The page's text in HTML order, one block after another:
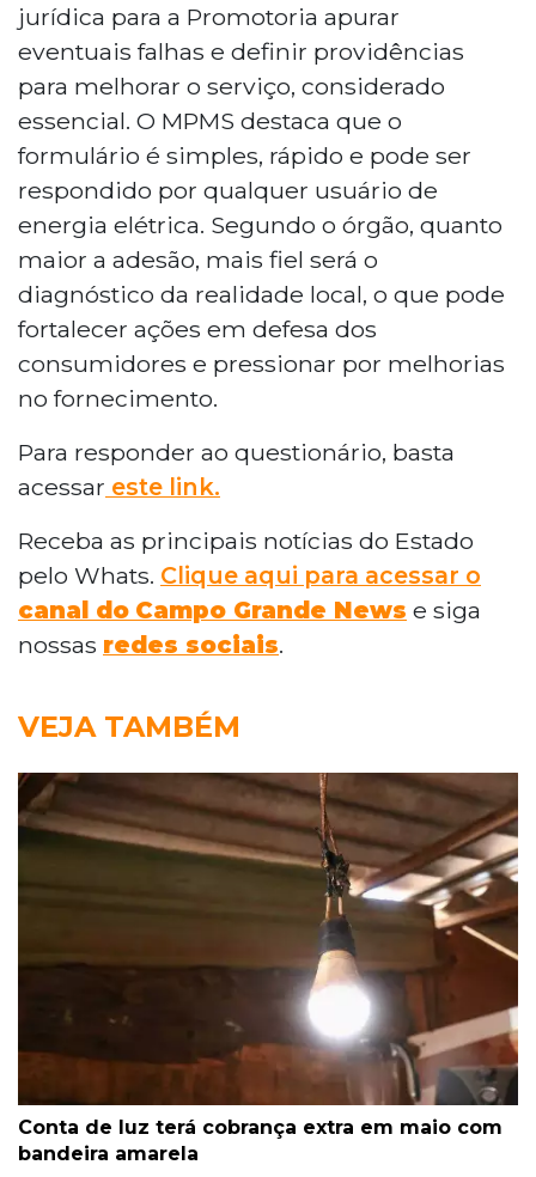
jurídica para a Promotoria apurar
eventuais falhas e definir providências
para melhorar o serviço, considerado
essencial. O MPMS destaca que o
formulário é simples, rápido e pode ser
respondido por qualquer usuário de
energia elétrica. Segundo o órgão, quanto
maior a adesão, mais fiel será o
diagnóstico da realidade local, o que pode
fortalecer ações em defesa dos
consumidores e pressionar por melhorias
no fornecimento.
Para responder ao questionário, basta
acessar este link.
Receba as principais notícias do Estado
pelo Whats. Clique aqui para acessar o
canal do Campo Grande News e siga
nossas redes sociais.
VEJA TAMBÉM
Conta de luz terá cobrança extra em maio com
bandeira amarela